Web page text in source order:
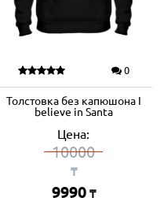
0
Толстовка без капюшона I
believe in Santa
Цена:
10000
₸
9990 ₸